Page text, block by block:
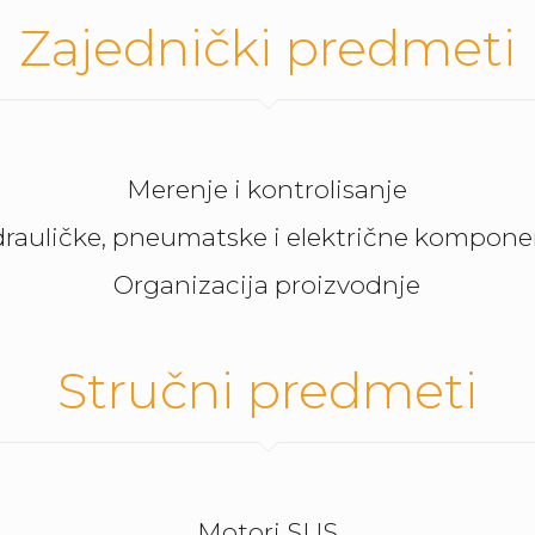
Zajednički predmeti
Merenje i kontrolisanje
pneumatske i električne
Organizacija proizvodnje
Stručni predmeti